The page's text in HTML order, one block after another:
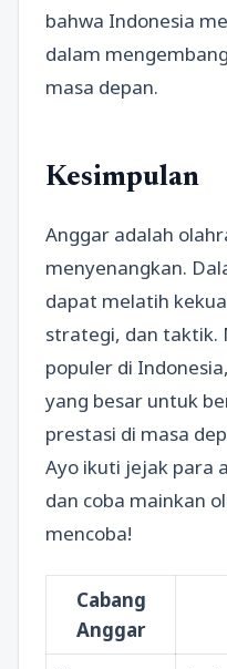
bahwa Indonesia
dalam
masa depan.
Kesimpulan
Anggar adalah
menyenangkan.
dapat melatih
strategi, dan taktik.
populer di
yang besar untuk
prestasi di masa
Ayo ikuti jejak para
dan coba mainkan
mencoba!
Cabang
Anggar